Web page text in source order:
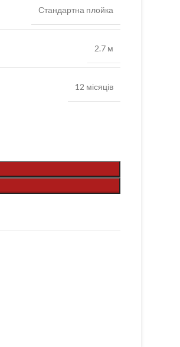
Стандартна плойка
2.7 м
12 місяців